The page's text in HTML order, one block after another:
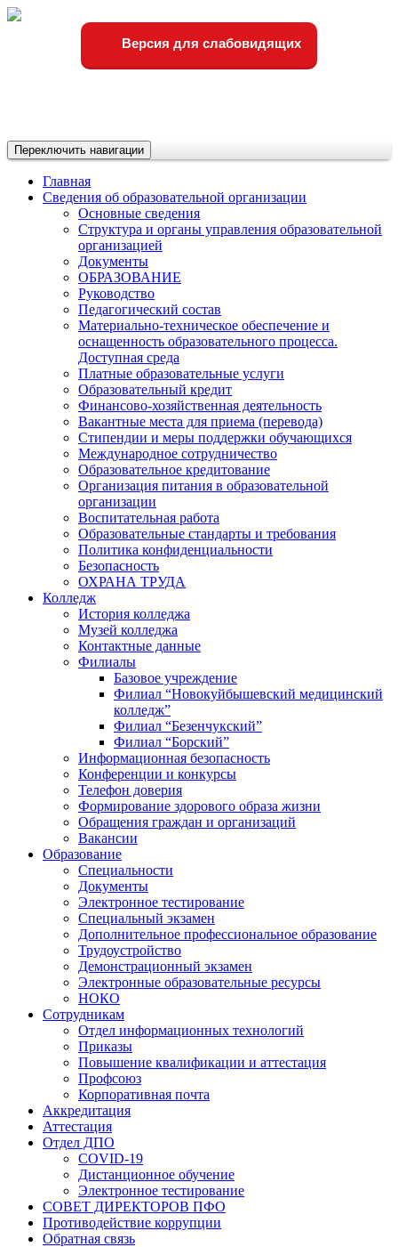
Версия для слабовидящих
Переключить навигации
Главная
Сведения об образовательной организации
Основные сведения
Структура и органы управления образовательной
организацией
Документы
ОБРАЗОВАНИЕ
Руководство
Педагогический состав
Материально-техническое обеспечение и
оснащенность образовательного процесса.
Доступная среда
Платные образовательные услуги
Образовательный кредит
Финансово-хозяйственная деятельность
Вакантные места для приема (перевода)
Стипендии и меры поддержки обучающихся
Международное сотрудничество
Образовательное кредитование
Организация питания в образовательной
организации
Воспитательная работа
Образовательные стандарты и требования
Политика конфиденциальности
Безопасность
ОХРАНА ТРУДА
Колледж
История колледжа
Музей колледжа
Контактные данные
Филиалы
Базовое учреждение
Филиал “Новокуйбышевский медицинский
колледж”
Филиал “Безенчукский”
Филиал “Борский”
Информационная безопасность
Конференции и конкурсы
Телефон доверия
Формирование здорового образа жизни
Обращения граждан и организаций
Вакансии
Образование
Специальности
Документы
Электронное тестирование
Специальный экзамен
Дополнительное профессиональное образование
Трудоустройство
Демонстрационный экзамен
Электронные образовательные ресурсы
НОКО
Сотрудникам
Отдел информационных технологий
Приказы
Повышение квалификации и аттестация
Профсоюз
Корпоративная почта
Аккредитация
Аттестация
Отдел ДПО
COVID-19
Дистанционное обучение
Электронное тестирование
СОВЕТ ДИРЕКТОРОВ ПФО
Противодействие коррупции
Обратная связь